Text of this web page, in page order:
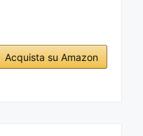
Acquista su Amazon